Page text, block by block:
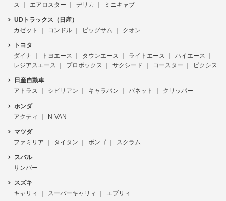
ス
エアロスター デリカ ミニキャブ
UDトラックス（日産）
カゼット
コンドル ビッグサム クオン
トヨタ
ダイナ
トヨエース タウンエース ライトエース
ハイエース
レジアスエース
プロボックス サクシード コースター ピクシス
日産自動車
アトラス
シビリアン キャラバン バネット クリッパー
ホンダ
アクティ
N-VAN
マツダ
ファミリア
タイタン ボンゴ スクラム
スバル
サンバー
スズキ
キャリィ
スーパーキャリィ エブリィ